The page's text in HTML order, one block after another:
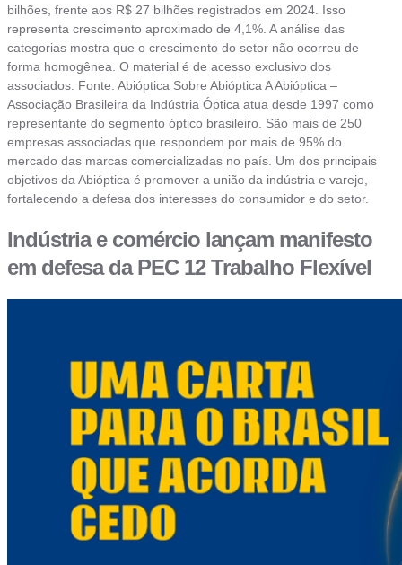
bilhões, frente aos R$ 27 bilhões registrados em 2024. Isso
representa crescimento aproximado de 4,1%. A análise das
categorias mostra que o crescimento do setor não ocorreu de
forma homogênea. O material é de acesso exclusivo dos
associados. Fonte: Abióptica Sobre Abióptica A Abióptica –
Associação Brasileira da Indústria Óptica atua desde 1997 como
representante do segmento óptico brasileiro. São mais de 250
empresas associadas que respondem por mais de 95% do
mercado das marcas comercializadas no país. Um dos principais
objetivos da Abióptica é promover a união da indústria e varejo,
fortalecendo a defesa dos interesses do consumidor e do setor.
Indústria e comércio lançam manifesto
em defesa da PEC 12 Trabalho Flexível